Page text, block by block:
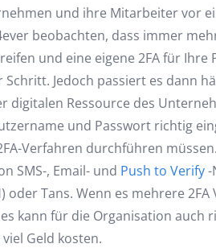
und ihre Mitarbeiter vor
beobachten, dass immer
und eine eigene 2FA für Ihre
Jedoch passiert es dann
digitalen Ressource des
und Passwort richtig
Verfahren durchführen müssen.
SMS-, Email- und Push to Verify-
oder Tans. Wenn es mehrere
kann für die Organisation auch
Geld kosten.